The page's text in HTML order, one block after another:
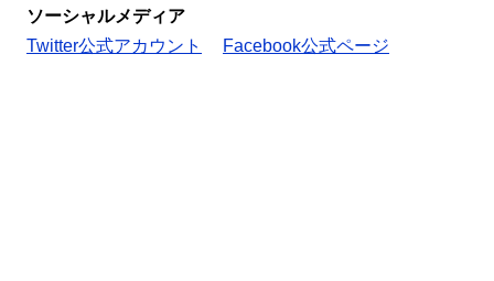
ソーシャルメディア
Twitter公式アカウント
Facebook公式ページ